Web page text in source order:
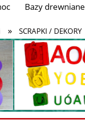
Bazy drewniane
» SCRAPKI / DEKORY